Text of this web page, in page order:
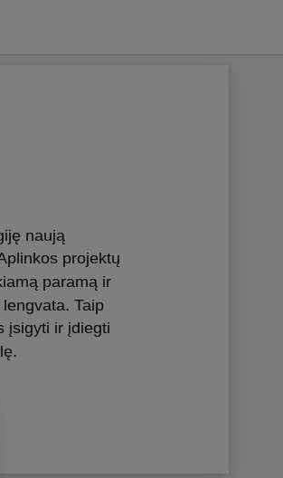
naują
projektų
paramą ir
Taip
įsigyti ir įdiegti